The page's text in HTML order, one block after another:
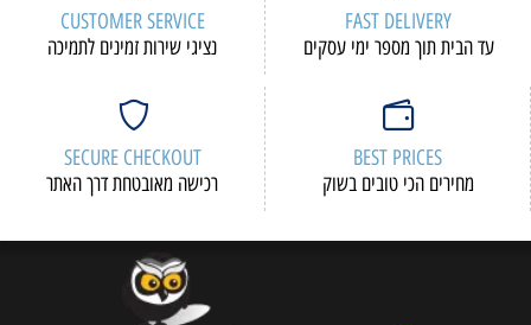
FAST DELIVERY
עד הבית תוך מספר ימי עסקים
CUSTOMER SERVICE
נציגי שירות זמינים לתמיכה
BEST PRICES
מחירים הכי טובים בשוק
SECURE CHECKOUT
רכישה מאובטחת דרך האתר